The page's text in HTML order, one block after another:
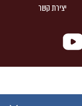
יצירת קשר